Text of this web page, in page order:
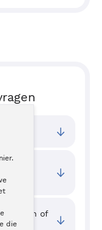
die
zien of